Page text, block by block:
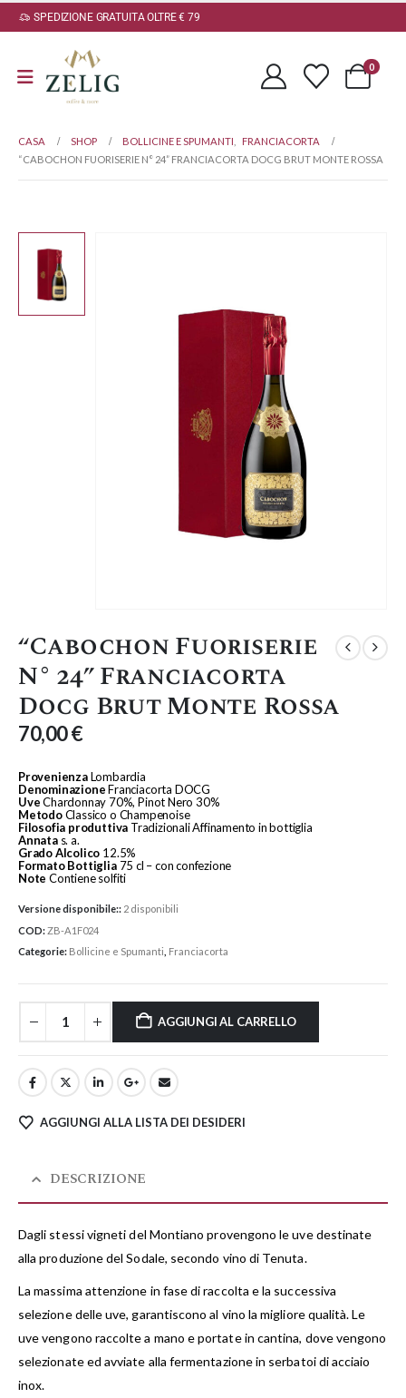
SPEDIZIONE GRATUITA OLTRE € 79
0
CASA SHOP BOLLICINE E SPUMANTI
FRANCIACORTA
“CABOCHON FUORISERIE N° 24” FRANCIACORTA DOCG BRUT MONTE ROSSA
“Cabochon Fuoriserie
N° 24” Franciacorta
Docg Brut Monte Rossa
70,00€
ProvenienzaLombardia
DenominazioneFranciacorta DOCG
UveChardonnay 70%, Pinot Nero 30%
MetodoClassico o Champenoise
Filosofia produttiva Tradizionali Affinamento in bottiglia
Annatas. a.
GradoAlcolico 12.5%
Formato Bottiglia75 cl – con confezione
Note Contiene solfiti
Versione disponibile:: 2 disponibili
COD:ZB-A1F024
Categorie: Bollicine e Spumanti Franciacorta
AGGIUNGI AL CARRELLO
AGGIUNGI ALLA LISTA DEI DESIDERI
DESCRIZIONE
Dagli stessi vigneti del Montiano provengono le uve destinate
alla produzione del Sodale, secondo vino di Tenuta.
La massima attenzione in fase di raccolta e la successiva
selezione delle uve, garantiscono al vino la migliore qualità. Le
uve vengono raccolte a mano e portate in cantina, dove vengono
selezionate ed avviate alla fermentazione in serbatoi di acciaio
inox.